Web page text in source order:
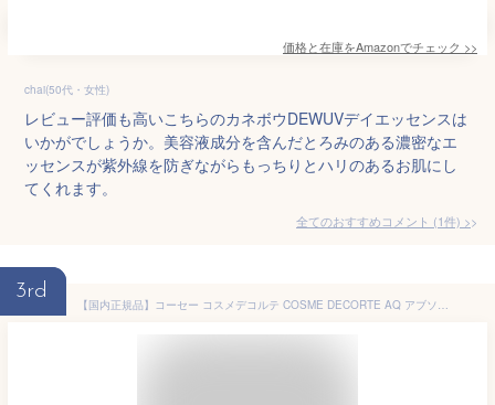
価格と在庫をAmazonでチェック >>
chai(50代・女性)
レビュー評価も高いこちらのカネボウDEWUVデイエッセンスは
いかがでしょうか。美容液成分を含んだとろみのある濃密なエ
ッセンスが紫外線を防ぎながらもっちりとハリのあるお肌にし
てくれます。
全てのおすすめコメント (1件) >
3rd
【国内正規品】コーセー コスメデコルテ COSME DECORTE AQ アブソリュート UV プロテクション ブライトニング ＆ リンクル 55g日焼け止め 美容液 ギフト プレゼント クリスマス 母の日 誕生日 記念日 彼女 母 妻 日やけ止め アブソリュート UV プロテクション